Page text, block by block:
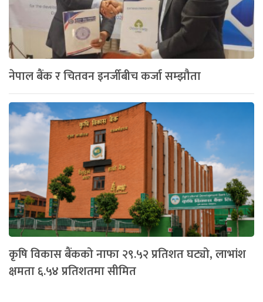
नेपाल बैंक र चितवन इनर्जीबीच कर्जा सम्झौता
कृषि विकास बैंकको नाफा २९.५२ प्रतिशत घट्यो, लाभांश
क्षमता ६.५४ प्रतिशतमा सीमित